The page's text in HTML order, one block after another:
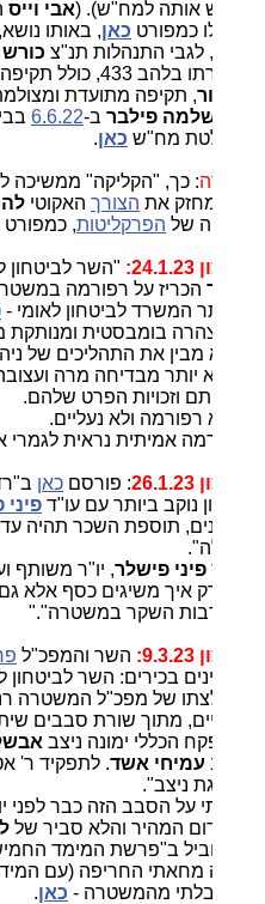
אותה למח"ש). (אבי וייסהגיש
כמפורטכאן, באותו נושא,
לגבי התנהלות תנ"צכורש ברנור
433, כולל תקיפה פיזית של
, תקיפה מתועדת ומצולמת
פילבר ב-6.6.22בבית
מח"ש כאן.
: כך, "הקליקה" ממשיכה לשמור
מחזק אתהצורך האקוטילהוציא
הפרקליטות, כמפורט לעיל.
"השר לביטחון לאומי
הכריז על רפורמה במשטרה"
המשרד לביטחון לאומי -כאן).
בומבסטית ומנותקת מכל
את התהליכים של ניהול
יותר מבדיחה מרה ועצובה, על
וזכויות הפרט שלהם.
רפורמה ולא נעליים.
אמיתית נראית לגמרי
: פורסםכאןב"רדיו
נוקב ביותר עם עו"ד פיני פישלר
3
פיני פישלר, יו"ר משותף ועדת
איך משיגים כסף אלא גם איך
השקר במשטרה"."
השר והמפכ"לפרסמו
בכירים: השר לביטחון לאומי
של מפכ"ל המשטרה רנ"צ
מתוך שורת סבבים
הכללי ימונה ניצבאבשלום
עמיחי אשד. לתפקיד ר' אטו"ב
ניצב".
על הסבב הזה כבר לפני יותר
המהיר והלא סביר שללימור
ב"פרשת המימד החמישי"
מחאתי החריפה (עם המידע
מהמשטרה -כאן.